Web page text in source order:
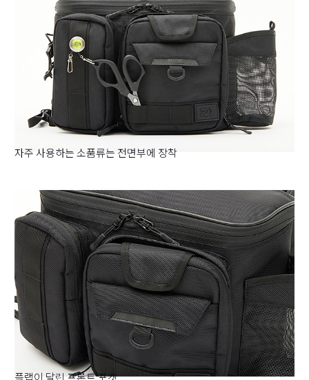
자주 사용하는 소품류는 전면부에 장착
플랩이 달린 프론트 포켓